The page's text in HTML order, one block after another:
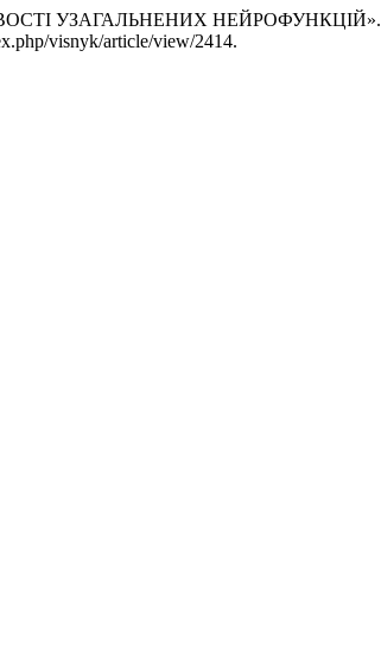
УЗАГАЛЬНЕНИХ НЕЙРОФУНКЦІЙ».
visnyk/article/view/2414.